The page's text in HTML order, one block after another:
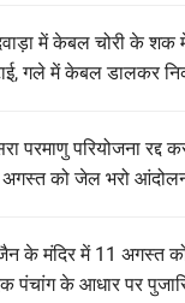
में केबल चोरी के
गले में केबल डालकर
परमाणु परियोजना रद्द
को जेल भरो
के मंदिर में 11 अगस्त
पंचांग के आधार पर